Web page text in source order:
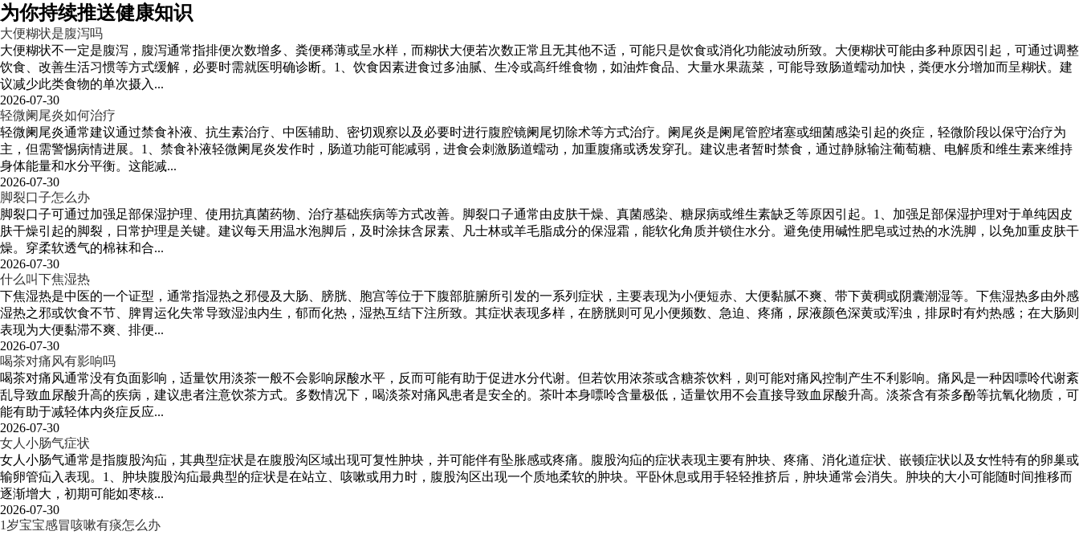
为你持续推送健康知识
大便糊状是腹泻吗
大便糊状不一定是腹泻，腹泻通常指排便次数增多、粪便稀薄或呈水样，而糊状大便若次数正常且无其他不适，可能只是饮食或消化功能波动所致。大便糊状可能由多种原因引起，可通过调整
饮食、改善生活习惯等方式缓解，必要时需就医明确诊断。1、饮食因素进食过多油腻、生冷或高纤维食物，如油炸食品、大量水果蔬菜，可能导致肠道蠕动加快，粪便水分增加而呈糊状。建
议减少此类食物的单次摄入...
2026-07-30
轻微阑尾炎如何治疗
轻微阑尾炎通常建议通过禁食补液、抗生素治疗、中医辅助、密切观察以及必要时进行腹腔镜阑尾切除术等方式治疗。阑尾炎是阑尾管腔堵塞或细菌感染引起的炎症，轻微阶段以保守治疗为
主，但需警惕病情进展。1、禁食补液轻微阑尾炎发作时，肠道功能可能减弱，进食会刺激肠道蠕动，加重腹痛或诱发穿孔。建议患者暂时禁食，通过静脉输注葡萄糖、电解质和维生素来维持
身体能量和水分平衡。这能减...
2026-07-30
脚裂口子怎么办
脚裂口子可通过加强足部保湿护理、使用抗真菌药物、治疗基础疾病等方式改善。脚裂口子通常由皮肤干燥、真菌感染、糖尿病或维生素缺乏等原因引起。1、加强足部保湿护理对于单纯因皮
肤干燥引起的脚裂，日常护理是关键。建议每天用温水泡脚后，及时涂抹含尿素、凡士林或羊毛脂成分的保湿霜，能软化角质并锁住水分。避免使用碱性肥皂或过热的水洗脚，以免加重皮肤干
燥。穿柔软透气的棉袜和合...
2026-07-30
什么叫下焦湿热
下焦湿热是中医的一个证型，通常指湿热之邪侵及大肠、膀胱、胞宫等位于下腹部脏腑所引发的一系列症状，主要表现为小便短赤、大便黏腻不爽、带下黄稠或阴囊潮湿等。下焦湿热多由外感
湿热之邪或饮食不节、脾胃运化失常导致湿浊内生，郁而化热，湿热互结下注所致。其症状表现多样，在膀胱则可见小便频数、急迫、疼痛，尿液颜色深黄或浑浊，排尿时有灼热感；在大肠则
表现为大便黏滞不爽、排便...
2026-07-30
喝茶对痛风有影响吗
喝茶对痛风通常没有负面影响，适量饮用淡茶一般不会影响尿酸水平，反而可能有助于促进水分代谢。但若饮用浓茶或含糖茶饮料，则可能对痛风控制产生不利影响。痛风是一种因嘌呤代谢紊
乱导致血尿酸升高的疾病，建议患者注意饮茶方式。多数情况下，喝淡茶对痛风患者是安全的。茶叶本身嘌呤含量极低，适量饮用不会直接导致血尿酸升高。淡茶含有茶多酚等抗氧化物质，可
能有助于减轻体内炎症反应...
2026-07-30
女人小肠气症状
女人小肠气通常是指腹股沟疝，其典型症状是在腹股沟区域出现可复性肿块，并可能伴有坠胀感或疼痛。腹股沟疝的症状表现主要有肿块、疼痛、消化道症状、嵌顿症状以及女性特有的卵巢或
输卵管疝入表现。1、肿块腹股沟疝最典型的症状是在站立、咳嗽或用力时，腹股沟区出现一个质地柔软的肿块。平卧休息或用手轻轻推挤后，肿块通常会消失。肿块的大小可能随时间推移而
逐渐增大，初期可能如枣核...
2026-07-30
1岁宝宝感冒咳嗽有痰怎么办